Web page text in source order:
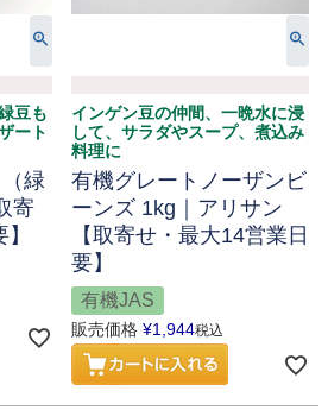
豆も
ート
緑
寄
インゲン豆の仲間、一晩水に浸
して、サラダやスープ、煮込み
料理に
有機グレートノーザンビ
ーンズ 1kg｜アリサン
【取寄せ・最大14営業日
要】
有機JAS
販売価格 ¥1,944税込